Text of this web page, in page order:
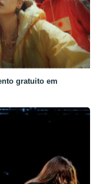
gratuito em